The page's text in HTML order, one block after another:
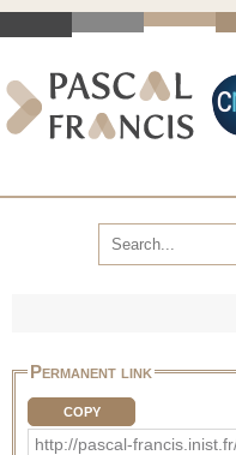
Permanent link
COPY
http://pascal-